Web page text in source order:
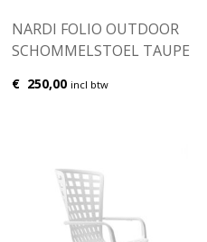
NARDI FOLIO OUTDOOR
SCHOMMELSTOEL TAUPE
€ 250,00 incl btw